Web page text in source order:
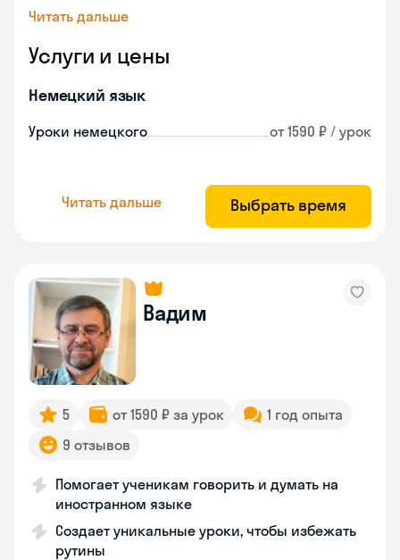
Читать дальше
Услуги и цены
Немецкий язык
Уроки немецкого от 1590 ₽ / урок
Читать дальше Выбрать время
Вадим
5 от 1590 ₽ за урок
1 год опыта
9 отзывов
Помогает ученикам говорить и думать на
иностранном языке
Создает уникальные уроки, чтобы избежать
рутины